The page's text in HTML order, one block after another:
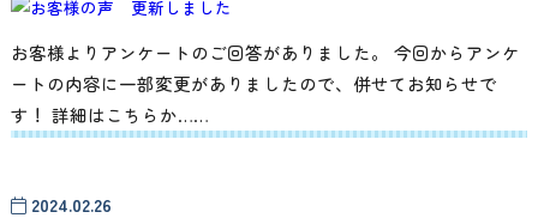
お客様よりアンケートのご回答がありました。 今回からアンケ
ートの内容に一部変更がありましたので、併せてお知らせで
す！ 詳細はこちらか……
2024.02.26